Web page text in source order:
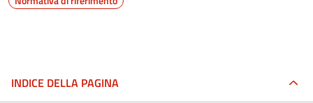
INDICE DELLA PAGINA